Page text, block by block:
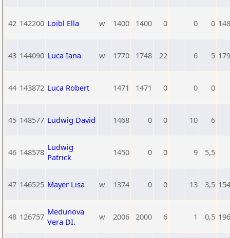
42 142200 Loibl Ella w 1400 1400 0 0 0
43 144090 Luca Iana w 1770 1748 22 6 5
44 143872 Luca Robert 1471 1471 0 0 0
45 148577 Ludwig David 1468 0 0 10 6
46 148578 Ludwig
Patrick
1450 0 0 9 5,5
47 146525 Mayer Lisa w 1374 0 0 13 3,5
48 126757 Medunova
Vera DI.
w 2006 2000 6 1 0,5